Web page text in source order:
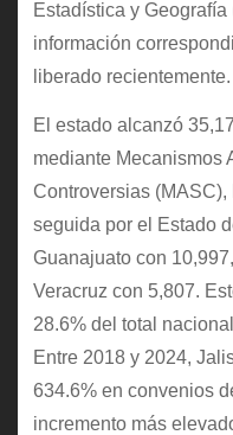
Estadística y
información
liberado recientemente.
El estado alcanzó
mediante Mecanismos
Controversias
seguida por el Estado
Guanajuato con
Veracruz con 5,807.
28.6% del total
Entre 2018 y 2024,
634.6% en convenios
incremento más